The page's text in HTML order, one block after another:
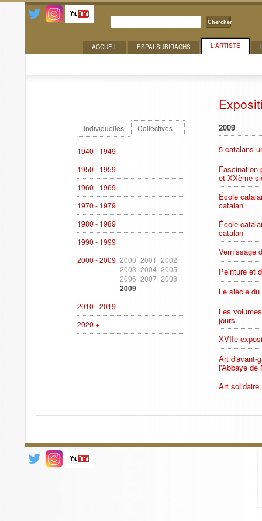
Chercher
L'ARTISTE
ESPAI SUBIRACHS
ACCUEIL
Individuelles Collectives
1940 - 1949
1950 - 1959
1960 - 1969
1970 - 1979
1980 - 1989
1990 - 1999
2000 - 2009 2000 2001 2002
2003 2004 2005
2006 2007 2008
2009
2010 - 2019
2020 +
2009
5 catalans
Fascination
et XXème
École
catalan
École
catalan
Vernissage
Peinture et
Le siècle
Les
jours
XVIIe
Art d'avant-
l'Abbaye de
Art